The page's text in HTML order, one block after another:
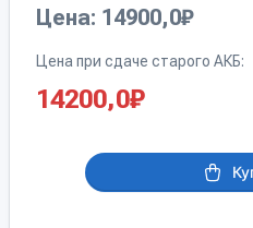
Цена: 14900,0₽
Цена при сдаче старого АКБ:
14200,0₽